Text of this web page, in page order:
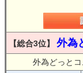
【総合3位】 外為
外為どっと